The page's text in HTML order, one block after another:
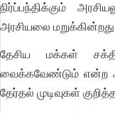
நிர்ப்பந்திக்கும்
அரசியலை
தேசிய மக்கள்
வைக்கவேண்டும் என்ற
தேர்தல் முடிவுகள்